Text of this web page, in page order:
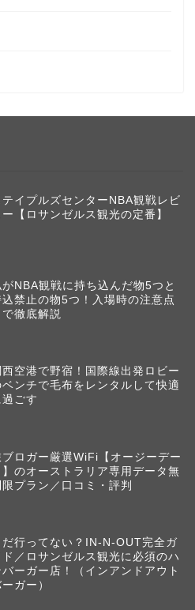
テイプルズセンターNBA観戦レビ
ー【ロサンゼルス観光の定番】
がNBA観戦に持ち込んだ物5つと
込禁止の物5つ！入場時の注意点
で徹底解説
西空港で野宿！国際線出発ロビー
ベンチで毛布をレンタルして快適
過ごす
ブロガー厳選WiFi【オージーデー
】のオーストラリア専用データ無
限プラン／口コミ・評判
だ行ってない？IN-N-OUT完全ガ
ド／ロサンゼルス観光に必須のハ
バーガー店！（インアンドアウト
ガー）